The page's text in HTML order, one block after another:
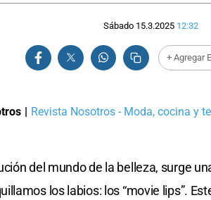
Sábado 15.3.2025 12:32
+ Agregar
| Revista Nosotros - Moda, cocina y
del mundo de la belleza, surge
los labios: los “movie lips”.